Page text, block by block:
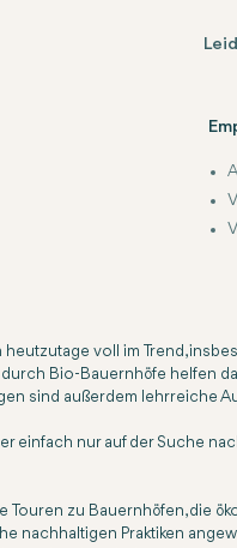
voll im Trend,
Bio-Bauernhöfe helfen
sind außerdem lehrreiche
einfach nur auf der Suche
zu Bauernhöfen, die
nachhaltigen Praktiken